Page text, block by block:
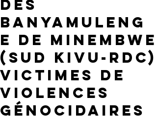
DES
BANYAMULENG
E DE MINEMBWE
(SUD KIVU-RDC)
VICTIMES DE
VIOLENCES
GÉNOCIDAIRES